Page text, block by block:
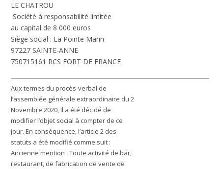
LE CHATROU
Société à responsabilité limitée
au capital de 8 000 euros
Siège social : La Pointe Marin
97227 SAINTE-ANNE
750715161 RCS FORT DE FRANCE
Aux termes du procès-verbal de
l’assemblée générale extraordinaire du 2
Novembre 2020, Il a été décidé de
modifier l’objet social à compter de ce
jour. En conséquence, l’article 2 des
statuts a été modifié comme suit :
Ancienne mention : Toute activité de bar,
restaurant, de fabrication de vente de